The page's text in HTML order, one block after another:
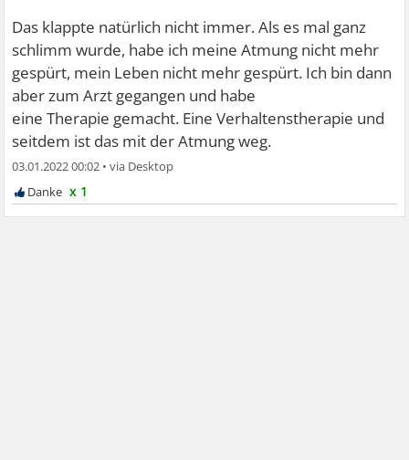
Das klappte natürlich nicht immer. Als es mal ganz
schlimm wurde, habe ich meine Atmung nicht mehr
gespürt, mein Leben nicht mehr gespürt. Ich bin dann
aber zum Arzt gegangen und habe
eine Therapie gemacht. Eine Verhaltenstherapie und
seitdem ist das mit der Atmung weg.
03.01.2022 00:02 •
x 1